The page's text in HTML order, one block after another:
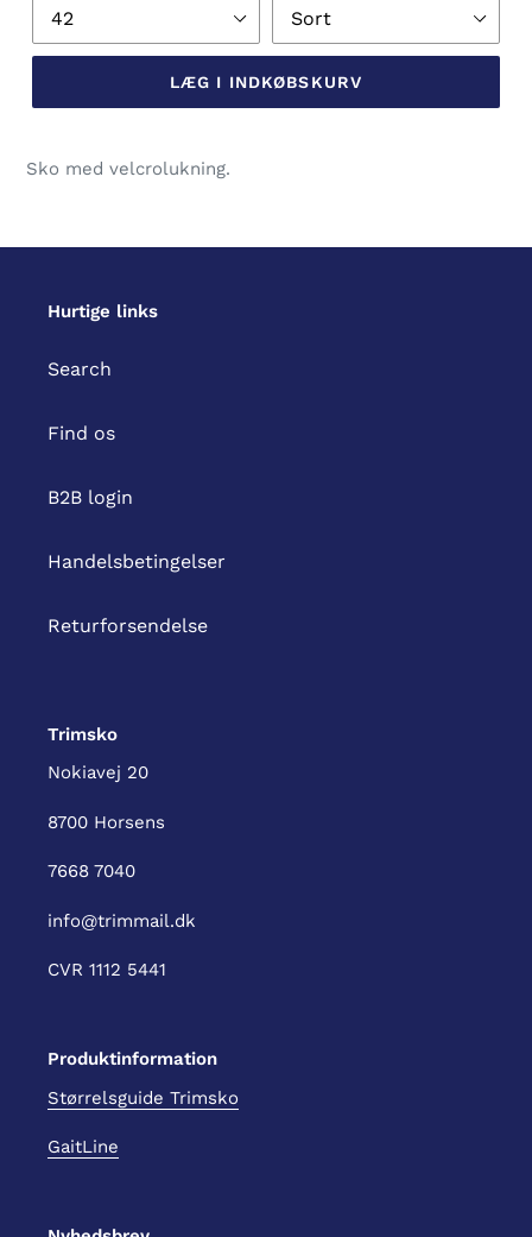
LÆG I INDKØBSKURV
produkt
Sko med velcrolukning.
Hurtige links
Search
Find os
B2B login
Handelsbetingelser
Returforsendelse
Trimsko
Nokiavej 20
8700 Horsens
7668 7040
info@trimmail.dk
CVR 1112 5441
Produktinformation
Størrelsguide Trimsko
GaitLine